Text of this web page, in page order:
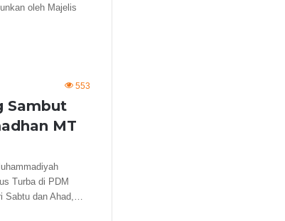
oleh Majelis
553
Sambut
MT
Turba di PDM
Sabtu dan Ahad,…